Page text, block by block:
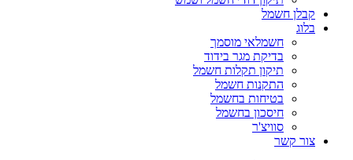
קבלן חשמל
בלוג
חשמלאי מוסמך
בדיקת מגר בידוד
תיקון תקלות חשמל
התקנות חשמל
בטיחות בחשמל
חיסכון בחשמל
סוויצ'ר
צור קשר